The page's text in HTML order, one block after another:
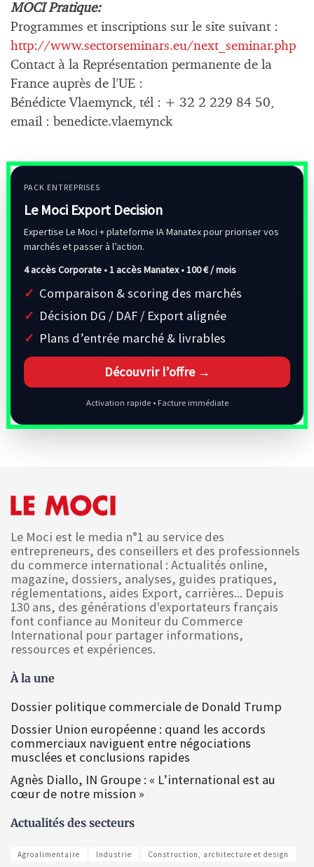
MOCI Pratique:
Programmes et inscriptions sur le site suivant :
http://www.sectorseminars.eu/next_seminar.php
Contact à la Représentation permanente de la
France auprès de l’UE :
Bénédicte Vlaemynck, tél : + 32 2 229 84 50,
email : benedicte.vlaemynck
PACK ENTREPRISES
Le Moci Export Decision
Expertise Le Moci + plateforme IA Manatex pour prioriser vos
marchés et passer à l’action.
4 accès Corporate • 1 accès Manatex •100 € / mois
Comparaison & scoring des marchés
Décision DG / DAF / Export alignée
Plans d’entrée marché & livrables
Découvrir l’offre →
Activation rapide • Facture immédiate
Le Moci est le media n°1 au service des
entrepreneurs, des conseillers et des professionnels
du commerce international : Actualités online,
magazine, dossiers, analyses, guides pratiques,
réglementations, aides Export, carrières... Depuis
130 ans, des générations d'exportateurs français
font confiance au Moniteur du Commerce
International pour partager informations,
ressources et expériences.
À la une
Dossier politique commerciale de Donald Trump
Dossier Union européenne : quand les accords
commerciaux naviguent entre négociations
musclées et conclusions rapides
Agnès Diallo, IN Groupe : « L’international est au
cœur de notre mission »
Actualités des secteurs
Agroalimentaire Industrie Construction, architecture et design